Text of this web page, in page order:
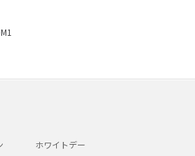
ホワイトデー